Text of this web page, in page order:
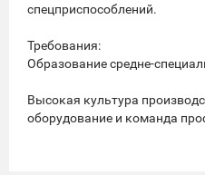
спецприспособлений.
Требования:
Образование средне-
Высокая культура
оборудование и команда